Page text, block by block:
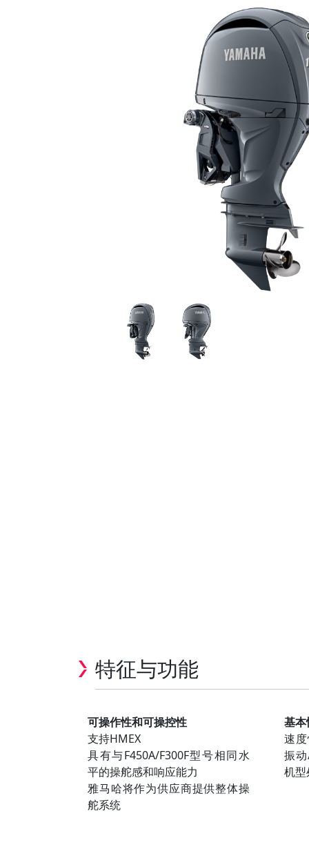
特征与功能
可操作性和可操控性
支持HMEX
具有与F450A/F300F型号相同水
平的操舵感和响应能力
雅马哈将作为供应商提供整体操
舵系统
基
速
振
机